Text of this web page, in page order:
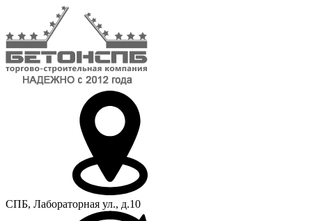
СПБ, Лабораторная ул., д.10